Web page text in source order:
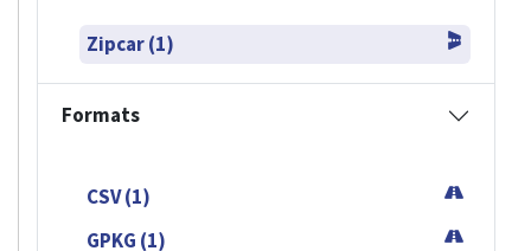
Zipcar (1)
Formats
CSV (1)
GPKG (1)